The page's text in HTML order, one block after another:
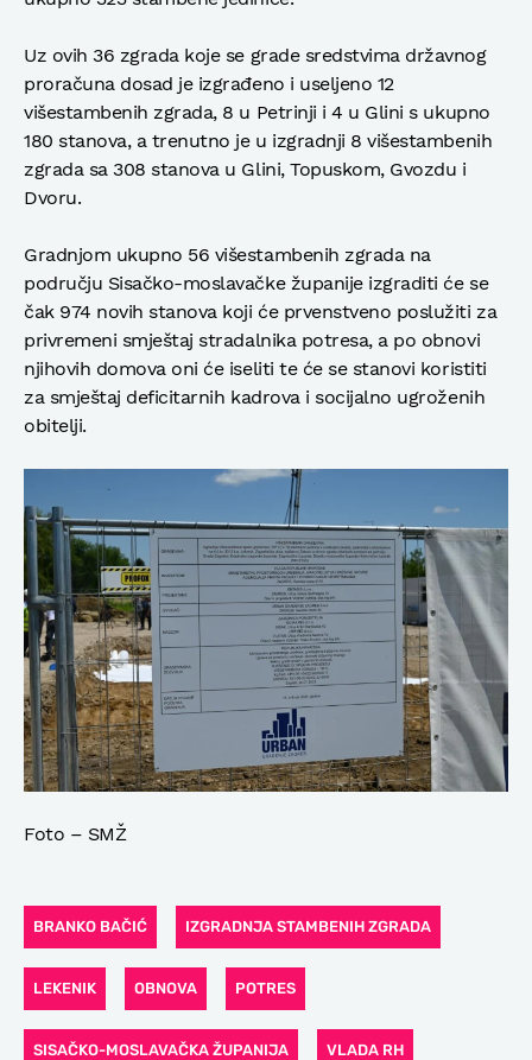
Uz ovih 36 zgrada koje se grade sredstvima državnog
proračuna dosad je izgrađeno i useljeno 12
višestambenih zgrada, 8 u Petrinji i 4 u Glini s ukupno
180 stanova, a trenutno je u izgradnji 8 višestambenih
zgrada sa 308 stanova u Glini, Topuskom, Gvozdu i
Dvoru.
Gradnjom ukupno 56 višestambenih zgrada na
području Sisačko-moslavačke županije izgraditi će se
čak 974 novih stanova koji će prvenstveno poslužiti za
privremeni smještaj stradalnika potresa, a po obnovi
njihovih domova oni će iseliti te će se stanovi koristiti
za smještaj deficitarnih kadrova i socijalno ugroženih
obitelji.
Foto – SMŽ
BRANKO BAČIĆ IZGRADNJA STAMBENIH ZGRADA
LEKENIK OBNOVA POTRES
SISAČKO-MOSLAVAČKA ŽUPANIJA VLADA RH